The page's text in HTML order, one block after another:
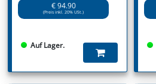
€ 94.90
(Preis inkl. 20% USt.)
Auf Lager.